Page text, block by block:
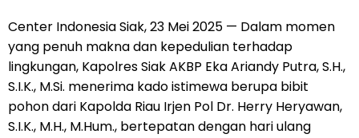
Center Indonesia Siak, 23 Mei 2025 — Dalam momen
yang penuh makna dan kepedulian terhadap
lingkungan, Kapolres Siak AKBP Eka Ariandy Putra, S.H.,
S.I.K., M.Si. menerima kado istimewa berupa bibit
pohon dari Kapolda Riau Irjen Pol Dr. Herry Heryawan,
S.I.K., M.H., M.Hum., bertepatan dengan hari ulang